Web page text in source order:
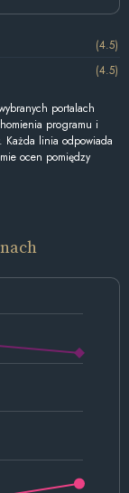
(4.5)
(4.5)
portalach
programu i
Każda linia odpowiada
ocen pomiędzy